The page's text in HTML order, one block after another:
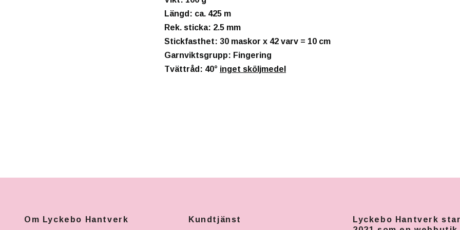
Längd : ca. 425 m
Rek. sticka: 2.5 mm
Stickfasthet: 30 maskor x 42 varv = 10 cm
Garnviktsgrupp: Fingering
Tvättråd: 40° inget sköljmedel
Om Lyckebo Hantverk Kundtjänst
Lyckebo Hantverk